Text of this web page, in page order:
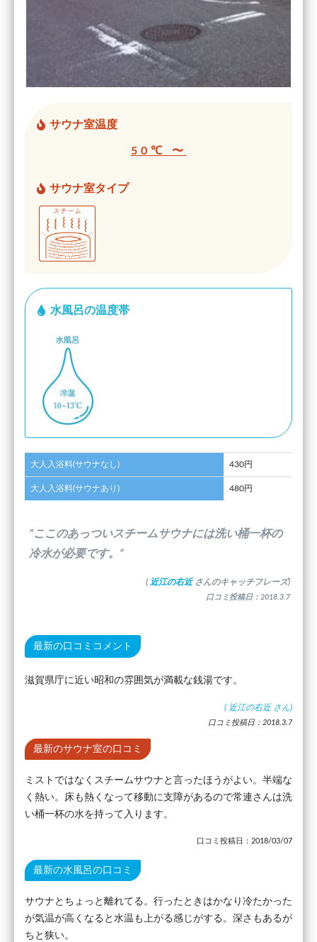
サウナ室温度
50℃ 〜
サウナ室タイプ
水風呂の温度帯
大人入浴料(サウナなし) 430円
大人入浴料(サウナあり) 480円
”ここのあっついスチームサウナには洗い桶一杯の
冷水が必要です。”
( 近江の右近 さんのキャッチフレーズ)
口コミ投稿日：2018.3.7
最新の口コミコメント
滋賀県庁に近い昭和の雰囲気が満載な銭湯です。
( 近江の右近 さん)
口コミ投稿日：2018.3.7
最新のサウナ室の口コミ
ミストではなくスチームサウナと言ったほうがよい。半端な
く熱い。床も熱くなって移動に支障があるので常連さんは洗
い桶一杯の水を持って入ります。
口コミ投稿日：2018/03/07
最新の水風呂の口コミ
サウナとちょっと離れてる。行ったときはかなり冷たかった
が気温が高くなると水温も上がる感じがする。深さもあるが
ちと狭い。